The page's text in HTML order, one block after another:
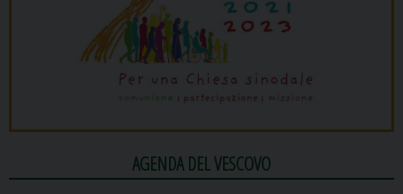
AGENDA DEL VESCOVO